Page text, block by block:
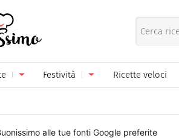
Pane pizza focacce
Festività
Carnevale
Ricette veloci
alle tue fonti Google preferite